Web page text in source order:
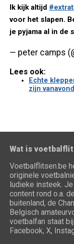
Ik kijk altijd
voor het slapen.
je pyjama al in de
— peter camps
Lees ook:
Echte
zijn
Wat is
Voetbalflitsen.be
originele
ludieke insteek.
content rond o.a.
buitenland, de
Belgisch
voetbalfan staat
Facebook, X,